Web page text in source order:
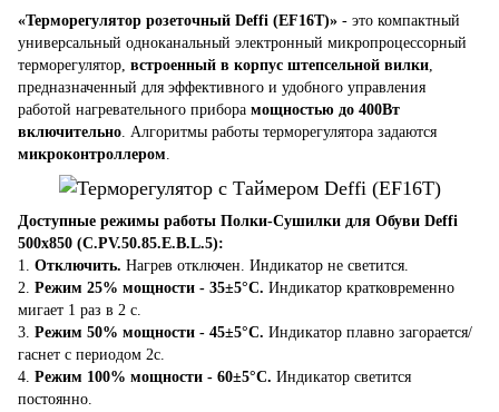
«Терморегулятор розеточный Deffi (EF16T)» - это компактный
универсальный одноканальный электронный микропроцессорный
терморегулятор, встроенный в корпус штепсельной вилки
предназначенный для эффективного и удобного управления
работой нагревательного прибора мощностью до 400Вт
включительно . Алгоритмы работы терморегулятора задаются
микроконтроллером
Доступные режимы работы Полки-Сушилки для Обуви Deffi
500x850 (C.PV.50.85.E.B.L.5):
1. Отключить. Нагрев отключен. Индикатор не светится.
2. Режим 25% мощности - 35±5°C. Индикатор кратковременно
мигает 1 раз в 2 с.
3. Режим 50% мощности - 45±5°C. Индикатор плавно загорается/
гаснет с периодом 2с.
4. Режим 100% мощности - 60±5°C. Индикатор светится
постоянно.